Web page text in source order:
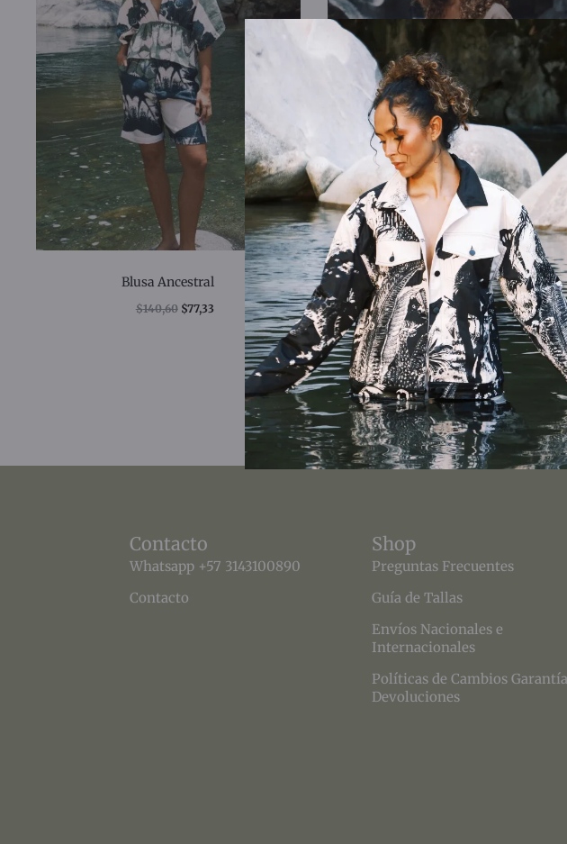
Blusa Ancestral
$140,60 $77,33
Blusa Ancestral Verde Oliva
$118,73 53,43
Contacto
Whatsapp +57 3143100890
Contacto
Shop
Preguntas Frecuentes
Guía de Tallas
Envíos Nacionales e
Internacionales
Políticas de Cambios
Devoluciones